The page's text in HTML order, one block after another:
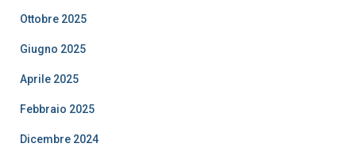
Ottobre 2025
Giugno 2025
Aprile 2025
Febbraio 2025
Dicembre 2024